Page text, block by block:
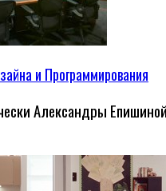
и Программирования
Александры Епишиной